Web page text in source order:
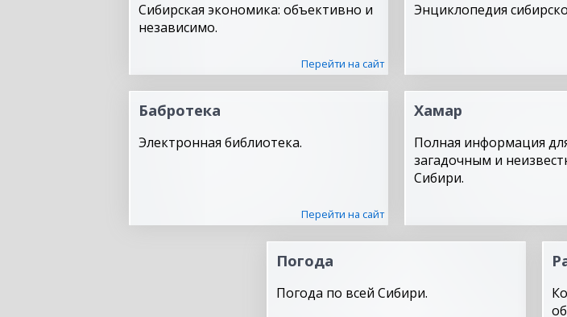
Сибирская экономика: объективно и
независимо.
Перейти на сайт
Энциклопедия
Бабротека
Электронная библиотека.
Перейти на сайт
Хамар
Полная информация
загадочным и
Сибири.
Погода
Погода по всей Сибири.